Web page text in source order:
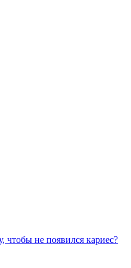
чтобы не появился кариес?